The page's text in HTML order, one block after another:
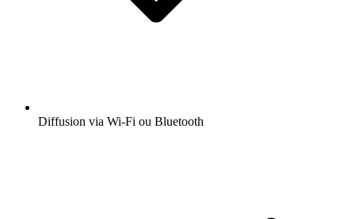
Diffusion via Wi-Fi ou Bluetooth